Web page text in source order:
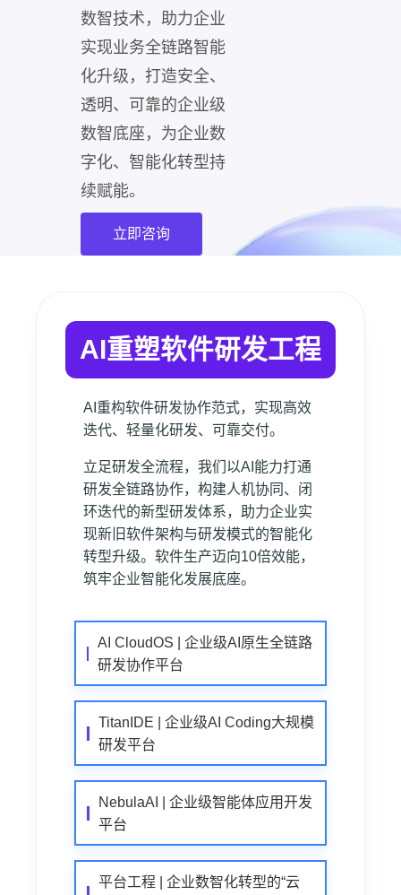
数智技术，助力企业
实现业务全链路智能
化升级，打造安全、
透明、可靠的企业级
数智底座，为企业数
字化、智能化转型持
续赋能。
立即咨询
AI重塑软件研发工程
AI重构软件研发协作范式，实现高效
迭代、轻量化研发、可靠交付。
立足研发全流程，我们以AI能力打通
研发全链路协作，构建人机协同、闭
环迭代的新型研发体系，助力企业实
现新旧软件架构与研发模式的智能化
转型升级。软件生产迈向10倍效能，
筑牢企业智能化发展底座。
AI CloudOS | 企业级AI原生全链路
研发协作平台
TitanIDE | 企业级AI Coding大规模
研发平台
NebulaAI | 企业级智能体应用开发
平台
平台工程 | 企业数智化转型的“云